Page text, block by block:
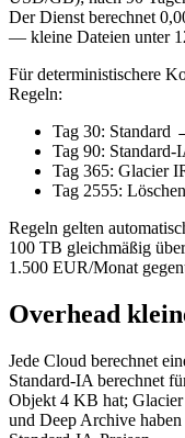
Der Dienst berechnet
— kleine Dateien unter
Für deterministischere
Regeln:
Tag 30: Standard
Tag 90:
Tag 365: Glacier
Tag 2555:
Regeln gelten
100 TB gleichmäßig
1.500 EUR/Monat
Overhead
Jede Cloud berechnet
Standard-IA berechnet
Objekt 4 KB hat; Glacier
und Deep Archive